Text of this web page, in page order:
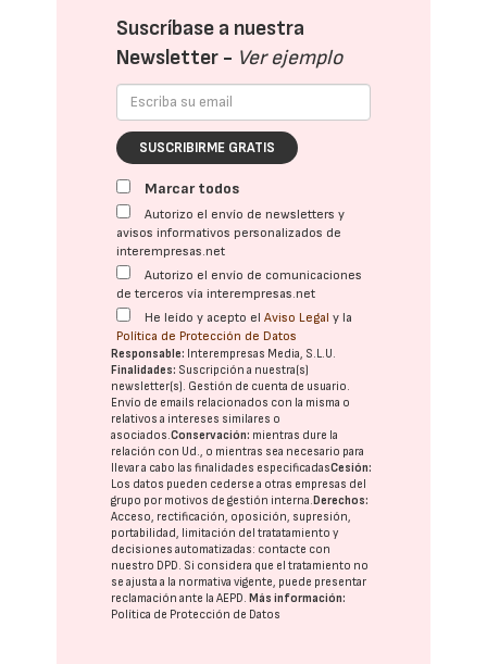
Suscríbase a nuestra
Newsletter - Ver ejemplo
SUSCRIBIRME GRATIS
Marcar todos
Autorizo el envío de newsletters y
avisos informativos personalizados de
interempresas.net
Autorizo el envío de comunicaciones
de terceros vía interempresas.net
He leído y acepto elAviso Legal y la
Política de Protección de Datos
Responsable: Interempresas Media, S.L.U.
Finalidades: Suscripción a nuestra(s)
newsletter(s). Gestión de cuenta de usuario.
Envío de emails relacionados con la misma o
relativos a intereses similares o
asociados.Conservación: mientras dure la
relación con Ud., o mientras sea necesario para
llevar a cabo las finalidades especificadasCesión:
Los datos pueden cederse a otras empresas del
grupo por motivos de gestión interna.Derechos:
Acceso, rectificación, oposición, supresión,
portabilidad, limitación del tratatamiento y
decisiones automatizadas: contacte con
nuestro DPD. Si considera que el tratamiento no
se ajusta a la normativa vigente, puede presentar
reclamación ante laAEPD.Más información:
Política de Protección de Datos